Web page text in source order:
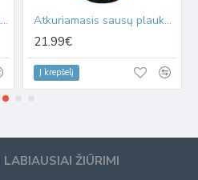
Atkuriamasis garbanotų plaukų šampūnas su juod. ikrų ekstraktu 400ml Atkuriamasis sausų plaukų šampūnas su juod. ikrų ekstraktu 400ml
21.99€
Į krepšelį
LABIAUSIAI ŽIŪRIMI